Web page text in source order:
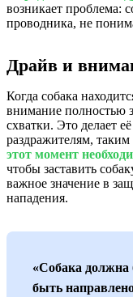
возникает проблема:
проводника, не
Драйв и
Когда собака
внимание полностью
схватки. Это делает
раздражителям,
этот момент
чтобы заставить
важное значение в
нападения.
«Собака должна
быть